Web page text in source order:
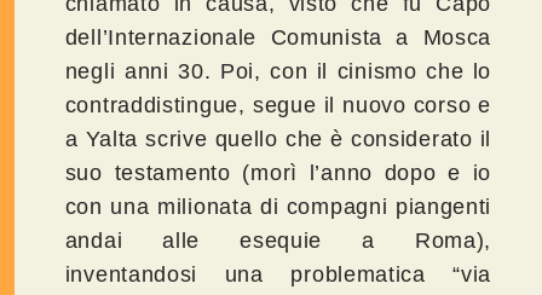
dell’Internazionale Comunista a Mosca
negli anni 30. Poi, con il cinismo che lo
contraddistingue, segue il nuovo corso e
a Yalta scrive quello che è considerato il
suo testamento (morì l’anno dopo e io
con una milionata di compagni piangenti
andai alle esequie a Roma),
inventandosi una problematica “via